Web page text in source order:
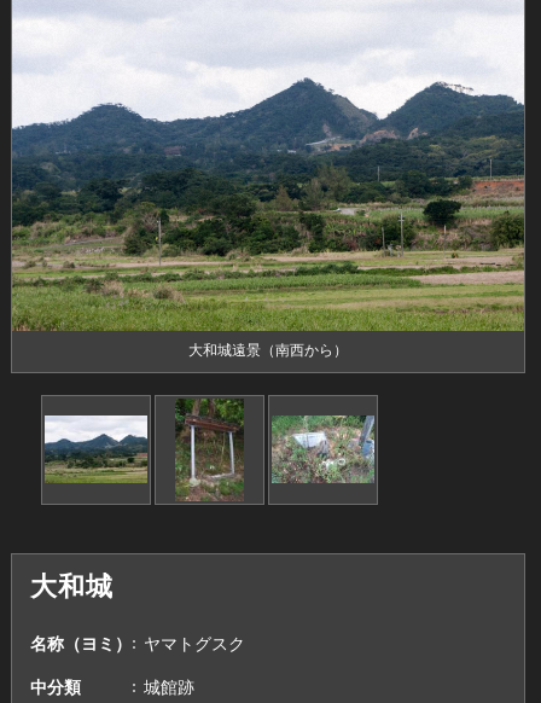
大和城遠景（南西から）
大和城
名称（ヨミ） ヤマトグスク
中分類 城館跡